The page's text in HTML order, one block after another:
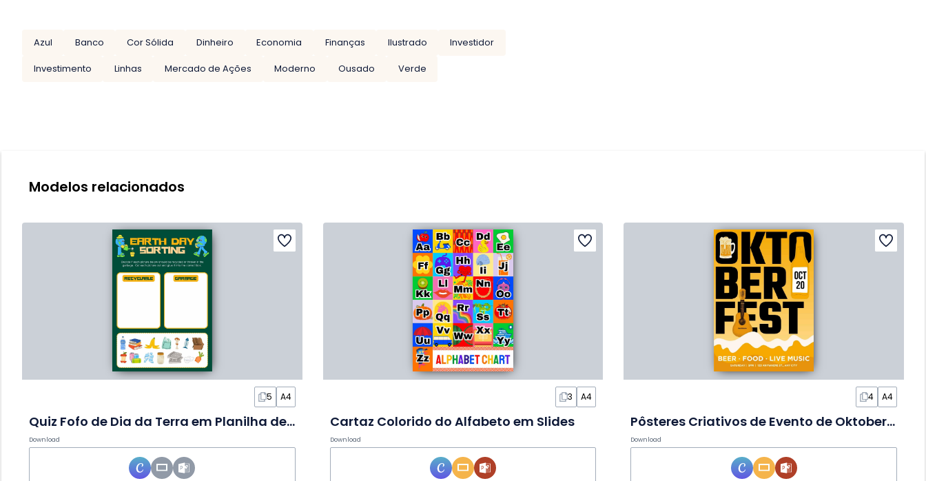
Azul Banco Cor Sólida Dinheiro Economia Finanças Ilustrado
Investidor
Investimento
Linhas Mercado de Ações Moderno Ousado Verde
Modelos relacionados
5 A4
Quiz Fofo de Dia da Terra em Planilha de Atividades
Download
3 A4
Cartaz Colorido do Alfabeto em Slides
Download
4 A4
Pôsteres Criativos de Evento de Oktoberfest em Slides
Download